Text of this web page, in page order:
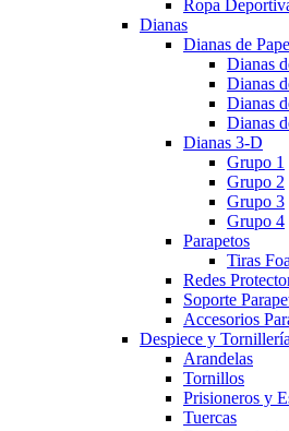
Ropa
Dianas
Dianas de
Dianas
Dianas
Dianas
Dianas
Dianas 3-D
Grupo 1
Grupo 2
Grupo 3
Grupo 4
Parapetos
Tiras
Redes
Soporte
Accesorios
Despiece y Tornillería
Arandelas
Tornillos
Prisioneros y
Tuercas